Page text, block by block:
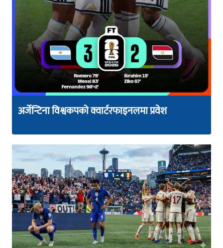
अर्जेन्टिना विश्वकपको क्वार्टरफाइनलमा प्रवेश